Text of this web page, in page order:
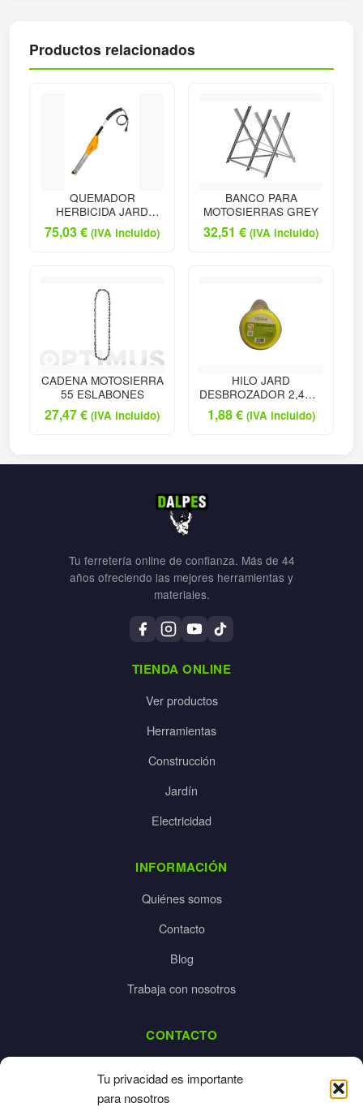
Tu privacidad es importante
para nosotros
Productos relacionados
QUEMADOR
HERBICIDA JARD
ELECT
75,03€ (IVA incluido)
BANCO PARA
MOTOSIERRAS GREY
32,51 € (IVA incluido)
CADENA MOTOSIERRA
55 ESLABONES
27,47€ (IVA incluido)
HILO JARD
DESBROZADOR 2,4MM
1,88€ (IVA incluido)
Tu ferretería online de confianza. Más de 44
años ofreciendo las mejores herramientas y
materiales.
TIENDA ONLINE
Ver productos
Herramientas
Construcción
Jardín
Electricidad
INFORMACIÓN
Quiénes somos
Contacto
Blog
Trabaja con nosotros
CONTACTO
925 532 213